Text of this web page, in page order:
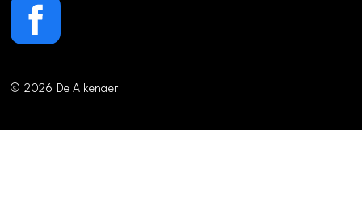
© 2026 De Alkenaer